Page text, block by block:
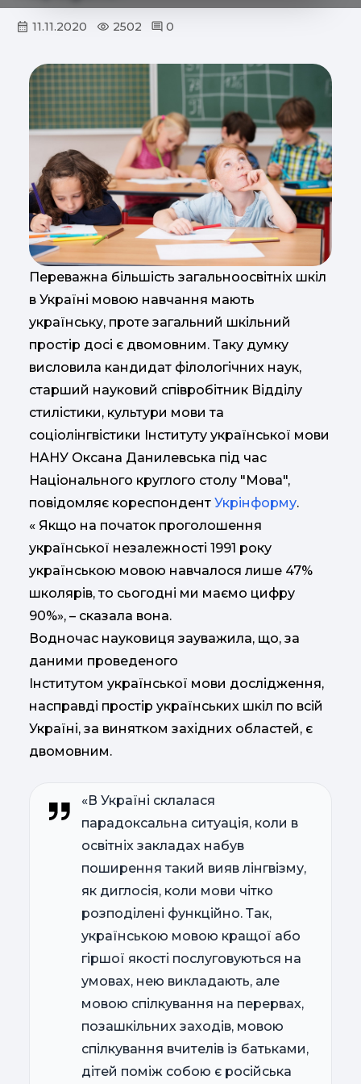
11.11.2020 2502 0
Переважна більшість загальноосвітніх шкіл
в Україні мовою навчання мають
українську, проте загальний шкільний
простір досі є двомовним. Таку думку
висловила кандидат філологічних наук,
старший науковий співробітник Відділу
стилістики, культури мови та
соціолінгвістики Інституту української мови
НАНУ Оксана Данилевська під час
Національного круглого столу "Мова",
повідомляє кореспондент Укрінформу.
« Якщо на початок проголошення
української незалежності 1991 року
українською мовою навчалося лише 47%
школярів, то сьогодні ми маємо цифру
90%», – сказала вона.
Водночас науковиця зауважила, що, за
даними проведеного
Інститутом української мови дослідження,
насправді простір українських шкіл по всій
Україні, за винятком західних областей, є
двомовним.
«В Україні склалася
парадоксальна ситуація, коли в
освітніх закладах набув
поширення такий вияв лінгвізму,
як диглосія, коли мови чітко
розподілені функційно. Так,
українською мовою кращої або
гіршої якості послуговуються на
умовах, нею викладають, але
мовою спілкування на перервах,
позашкільних заходів, мовою
спілкування вчителів із батьками,
дітей поміж собою є російська